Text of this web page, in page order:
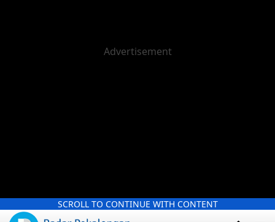
SCROLL TO CONTINUE WITH CONTENT